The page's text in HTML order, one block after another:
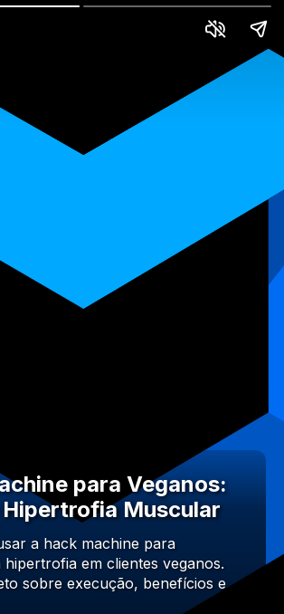
para Veganos:
Hipertrofia Muscular
a hack machine para
hipertrofia em clientes veganos.
sobre execução, benefícios e